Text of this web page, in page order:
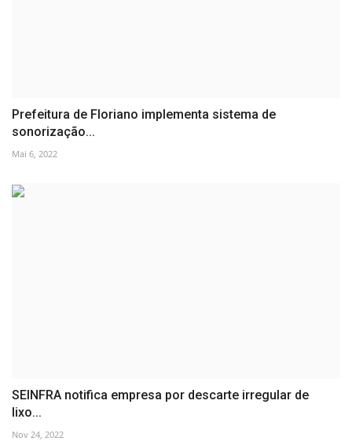
Prefeitura de Floriano implementa sistema de
sonorização...
Mai 6, 2022
SEINFRA notifica empresa por descarte irregular de
lixo...
Nov 24, 2022